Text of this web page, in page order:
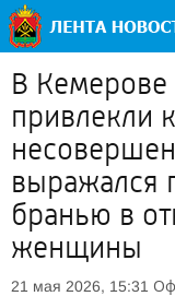
В Кемерове
привлекли
выражался
бранью в
женщины
21 мая 2026, 15:31